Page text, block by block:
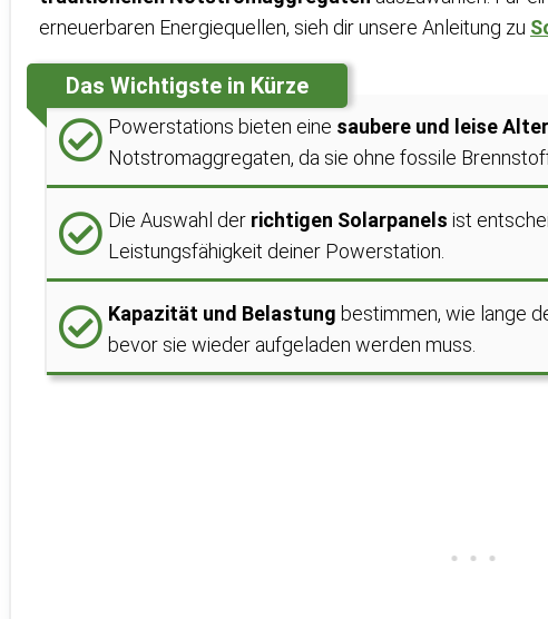
erneuerbaren Energiequellen, sieh dir unsere Anleitung zu
Das Wichtigste in Kürze
Powerstations bieten eine saubere und leise
Notstromaggregaten, da sie ohne fossile
Die Auswahl der richtigen Solarpanels ist
Leistungsfähigkeit deiner Powerstation.
Kapazität und Belastung bestimmen, wie lange
bevor sie wieder aufgeladen werden muss.